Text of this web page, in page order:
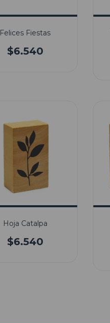
Felices Fiestas
$6.540
Hoja Catalpa
$6.540